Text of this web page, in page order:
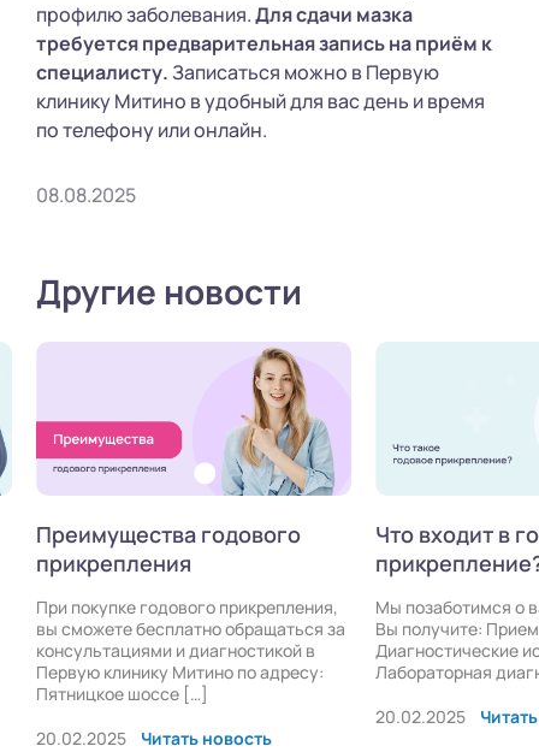
профилю заболевания.Для сдачи мазка
требуется предварительная запись на приём к
специалисту.Записаться можно в Первую
клинику Митино в удобный для вас день и время
по телефону или онлайн.
08.08.2025
Другие новости
Преимущества годового
прикрепления
При покупке годового прикрепления,
вы сможете бесплатно обращаться за
консультациями и диагностикой в
Первую клинику Митино по адресу:
Пятницкое шоссе […]
20.02.2025
Читать новость
Что входит в
Мы позаботимся о
Вы получите:
Диагностические
Лабораторная
20.02.2025